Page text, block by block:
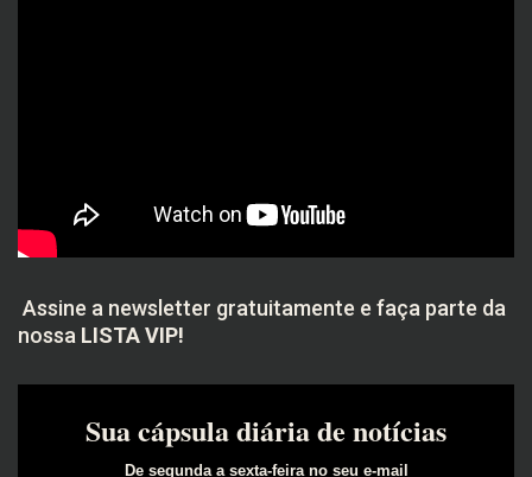
Assine a newsletter gratuitamente e faça parte da
nossa LISTA VIP!
Sua cápsula diária de notícias
De segunda a sexta-feira no seu e-mail